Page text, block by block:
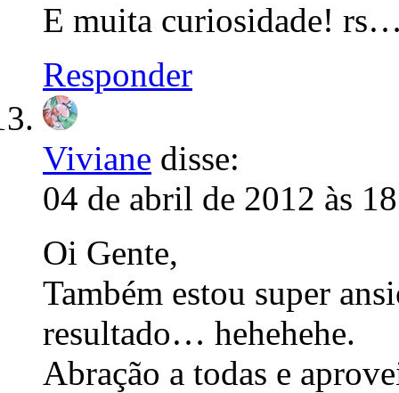
E muita curiosidade!
Responder
Viviane disse:
04 de abril de 2012 às
Oi Gente,
Também estou super
resultado… hehehehe.
Abração a todas e